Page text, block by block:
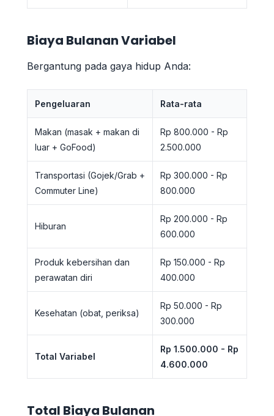
Biaya Bulanan Variabel
Bergantung pada gaya hidup Anda:
Pengeluaran Rata-rata
Makan (masak + makan di
luar + GoFood)
Rp 800.000 - Rp
2.500.000
Transportasi (Gojek/Grab +
Commuter Line)
Rp 300.000 - Rp
800.000
Hiburan
Rp 200.000 - Rp
600.000
Produk kebersihan dan
perawatan diri
Rp 150.000 - Rp
400.000
Kesehatan (obat, periksa)
Rp 50.000 - Rp
300.000
Total Variabel
Rp 1.500.000 - Rp
4.600.000
Total Biaya Bulanan